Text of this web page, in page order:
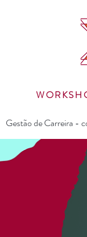
Gestão de Carreira -